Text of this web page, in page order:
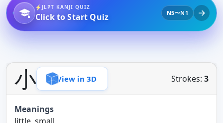
JLPT KANJI QUIZ
Click to Start Quiz N5〜N1
小 View in 3D Strokes: 3
Meanings